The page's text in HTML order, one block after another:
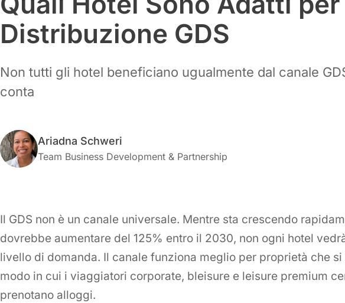
Distribuzione GDS
Non tutti gli hotel beneficiano ugualmente dal canale
conta
Ariadna Schweri
Team Business Development & Partnership
Il GDS non è un canale universale. Mentre sta crescendo
dovrebbe aumentare del 125% entro il 2030, non ogni hotel
livello di domanda. Il canale funziona meglio per proprietà che
modo in cui i viaggiatori corporate, bleisure e leisure premium
prenotano alloggi.